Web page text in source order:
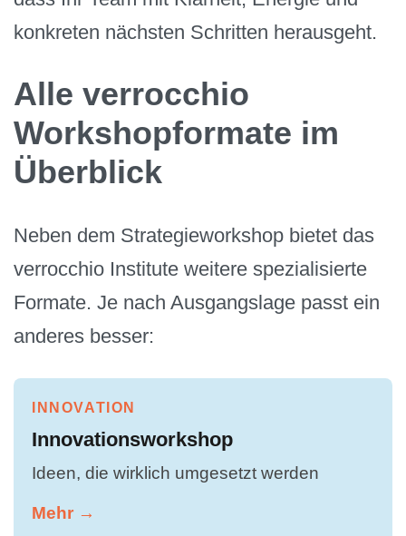
konkreten nächsten Schritten herausgeht.
Alle verrocchio
Workshopformate im
Überblick
Neben dem Strategieworkshop bietet das
verrocchio Institute weitere spezialisierte
Formate. Je nach Ausgangslage passt ein
anderes besser:
INNOVATION
Innovationsworkshop
Ideen, die wirklich umgesetzt werden
Mehr →